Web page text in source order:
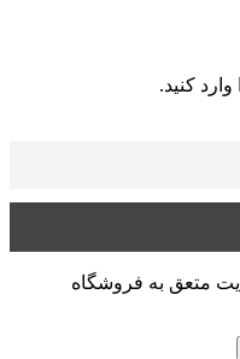
کنید.
متعق به فروشگاه